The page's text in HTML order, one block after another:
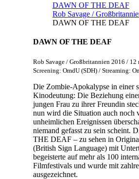
DAWN OF THE DEAF
Rob Savage /
DAWN OF THE DEAF
DAWN OF THE DEAF
Rob Savage / Großbritannien 2016 / 12
Screening: OmdU (SDH) / Streaming:
Die Zombie-Apokalypse in einer
Kinodeutung: Die Beziehung
jungen Frau zu ihrer Freundin
nun wird die Situation auch noch
unheimlichen Ereignissen
niemand gefasst zu sein scheint.
THE DEAF – zu sehen in
(British Sign Language) mit
begeisterte auf mehr als 100
Filmfestivals und wurde mit
ausgezeichnet.